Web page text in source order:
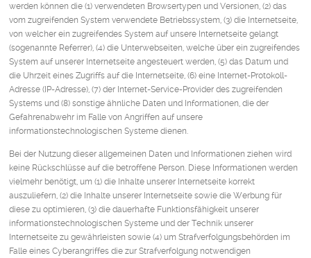
werden können die (1) verwendeten Browsertypen und Versionen, (2) das
vom zugreifenden System verwendete Betriebssystem, (3) die Internetseite,
von welcher ein zugreifendes System auf unsere Internetseite gelangt
(sogenannte Referrer), (4) die Unterwebseiten, welche über ein zugreifendes
System auf unserer Internetseite angesteuert werden, (5) das Datum und
die Uhrzeit eines Zugriffs auf die Internetseite, (6) eine Internet-Protokoll-
Adresse (IP-Adresse), (7) der Internet-Service-Provider des zugreifenden
Systems und (8) sonstige ähnliche Daten und Informationen, die der
Gefahrenabwehr im Falle von Angriffen auf unsere
informationstechnologischen Systeme dienen.
Bei der Nutzung dieser allgemeinen Daten und Informationen ziehen wird
keine Rückschlüsse auf die betroffene Person. Diese Informationen werden
vielmehr benötigt, um (1) die Inhalte unserer Internetseite korrekt
auszuliefern, (2) die Inhalte unserer Internetseite sowie die Werbung für
diese zu optimieren, (3) die dauerhafte Funktionsfähigkeit unserer
informationstechnologischen Systeme und der Technik unserer
Internetseite zu gewährleisten sowie (4) um Strafverfolgungsbehörden im
Falle eines Cyberangriffes die zur Strafverfolgung notwendigen